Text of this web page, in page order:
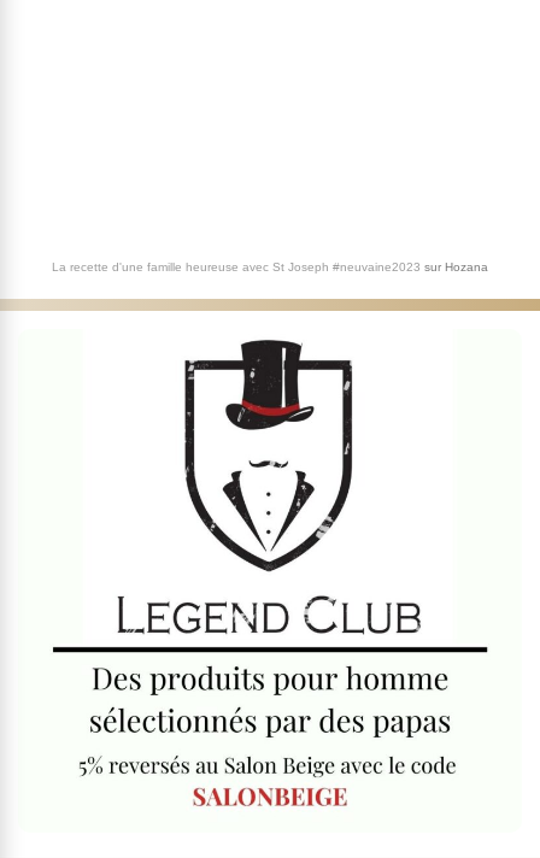
La recette d'une famille heureuse avec St Joseph #neuvaine2023 sur Hozana